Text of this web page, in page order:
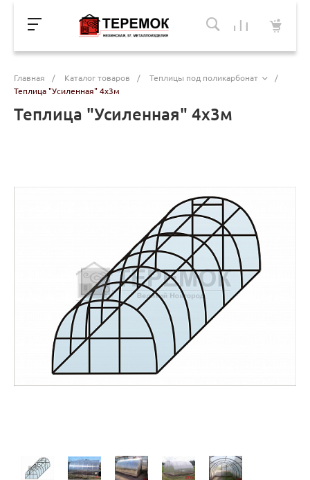
Главная / Каталог товаров / Теплицы под поликарбонат
/
Теплица "Усиленная" 4х3м
Теплица "Усиленная" 4х3м